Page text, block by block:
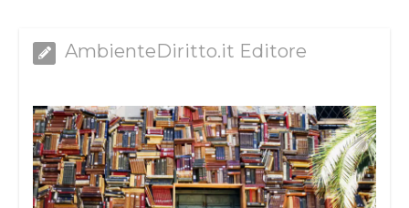
AmbienteDiritto.it Editore